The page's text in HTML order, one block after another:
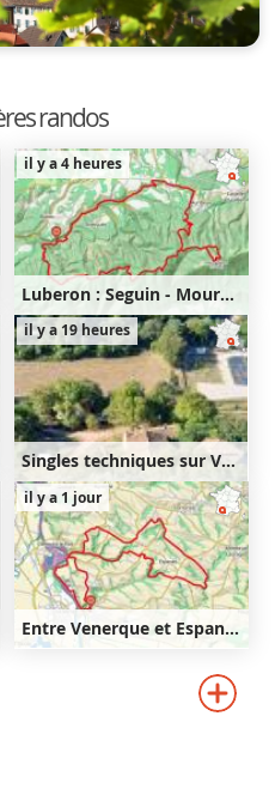
randos
il y a 4 heures
Luberon : Seguin - Mourre Nègre - Fort de Buoux
28km
870m
870m
il y a 19 heures
Singles techniques sur Venasque puis Notre-Dame des Anges
47km
1330m
1330m
il y a 1 jour
Entre Venerque et Espanès